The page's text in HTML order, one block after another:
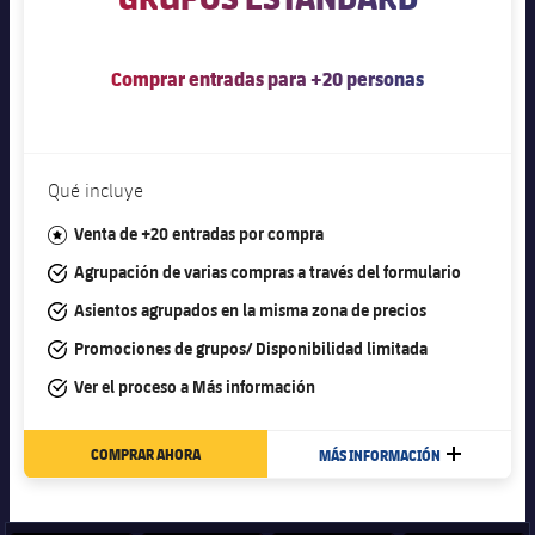
Jugadores
Fotos
Palmarés
Infantil
Femenino
Agenda
Jugadores
Calendario
Resultados
plusicon
más
Actualidad
Calendario
Clasificaciones
Hockey hierba
Noticias
Hockey Hierba Masculino
Patinaje artístico
plusicon
más
Plantilla
Rugby
plusicon
más
Comprar entradas para +20 personas
Qué incluye
#star
Venta de +20 entradas por compra
#tick
Agrupación de varias compras a través del formulario
#tick
Asientos agrupados en la misma zona de precios
#tick
Promociones de grupos/ Disponibilidad limitada
#tick
Ver el proceso a Más información
COMPRAR AHORA MÁS INFORMACIÓN MÁS